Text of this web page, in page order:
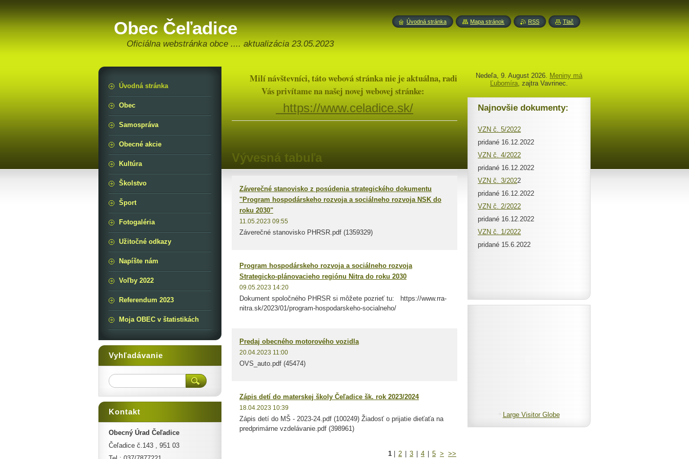
Obec Čeľadice
Oficiálna webstránka obce .... aktualizácia 23.05.2023
Milí návštevníci, táto webová stránka nie je aktuálna, radi
Vás privítame na našej novej webovej stránke:
https://www.celadice.sk/
Vývesná tabuľa
Záverečné stanovisko z posúdenia strategického dokumentu
"Program hospodárskeho rozvoja a sociálneho rozvoja NSK do
roku 2030"
11.05.2023 09:55
Záverečné stanovisko PHRSR.pdf (1359329)
Program hospodárskeho rozvoja a sociálneho rozvoja
Strategicko-plánovacieho regiónu Nitra do roku 2030
09.05.2023 14:20
Dokument spoločného PHRSR si môžete pozrieť tu: https://www.rra-
nitra.sk/2023/01/program-hospodarskeho-socialneho/
Predaj obecného motorového vozidla
20.04.2023 11:00
OVS_auto.pdf (45474)
Zápis detí do materskej školy Čeľadice šk. rok 2023/2024
18.04.2023 10:39
Zápis detí do MŠ - 2023-24.pdf (100249) Žiadosť o prijatie dieťaťa na
predprimárne vzdelávanie.pdf (398961)
1 2 3 4 5 > >>
Nedeľa, 9. August 2026. Meniny má
Ľubomíra, zajtra Vavrinec.
Najnovšie dokumenty:
VZN č. 5/2022
pridané 16.12.2022
VZN č. 4/2022
pridané 16.12.2022
VZN č. 3/2022
pridané 16.12.2022
VZN č. 2/2022
pridané 16.12.2022
VZN č. 1/2022
pridané 15.6.2022
Large Visitor Globe
Úvodná stránka
Obec
Samospráva
Obecné akcie
Kultúra
Školstvo
Šport
Fotogaléria
Užitočné odkazy
Napíšte nám
Voľby 2022
Referendum 2023
Moja OBEC v štatistikách
Vyhľadávanie
Kontakt
Obecný Úrad Čeľadice
Čeľadice č.143 , 951 03
Úvodná stránka Mapa stránok RSS Tlač